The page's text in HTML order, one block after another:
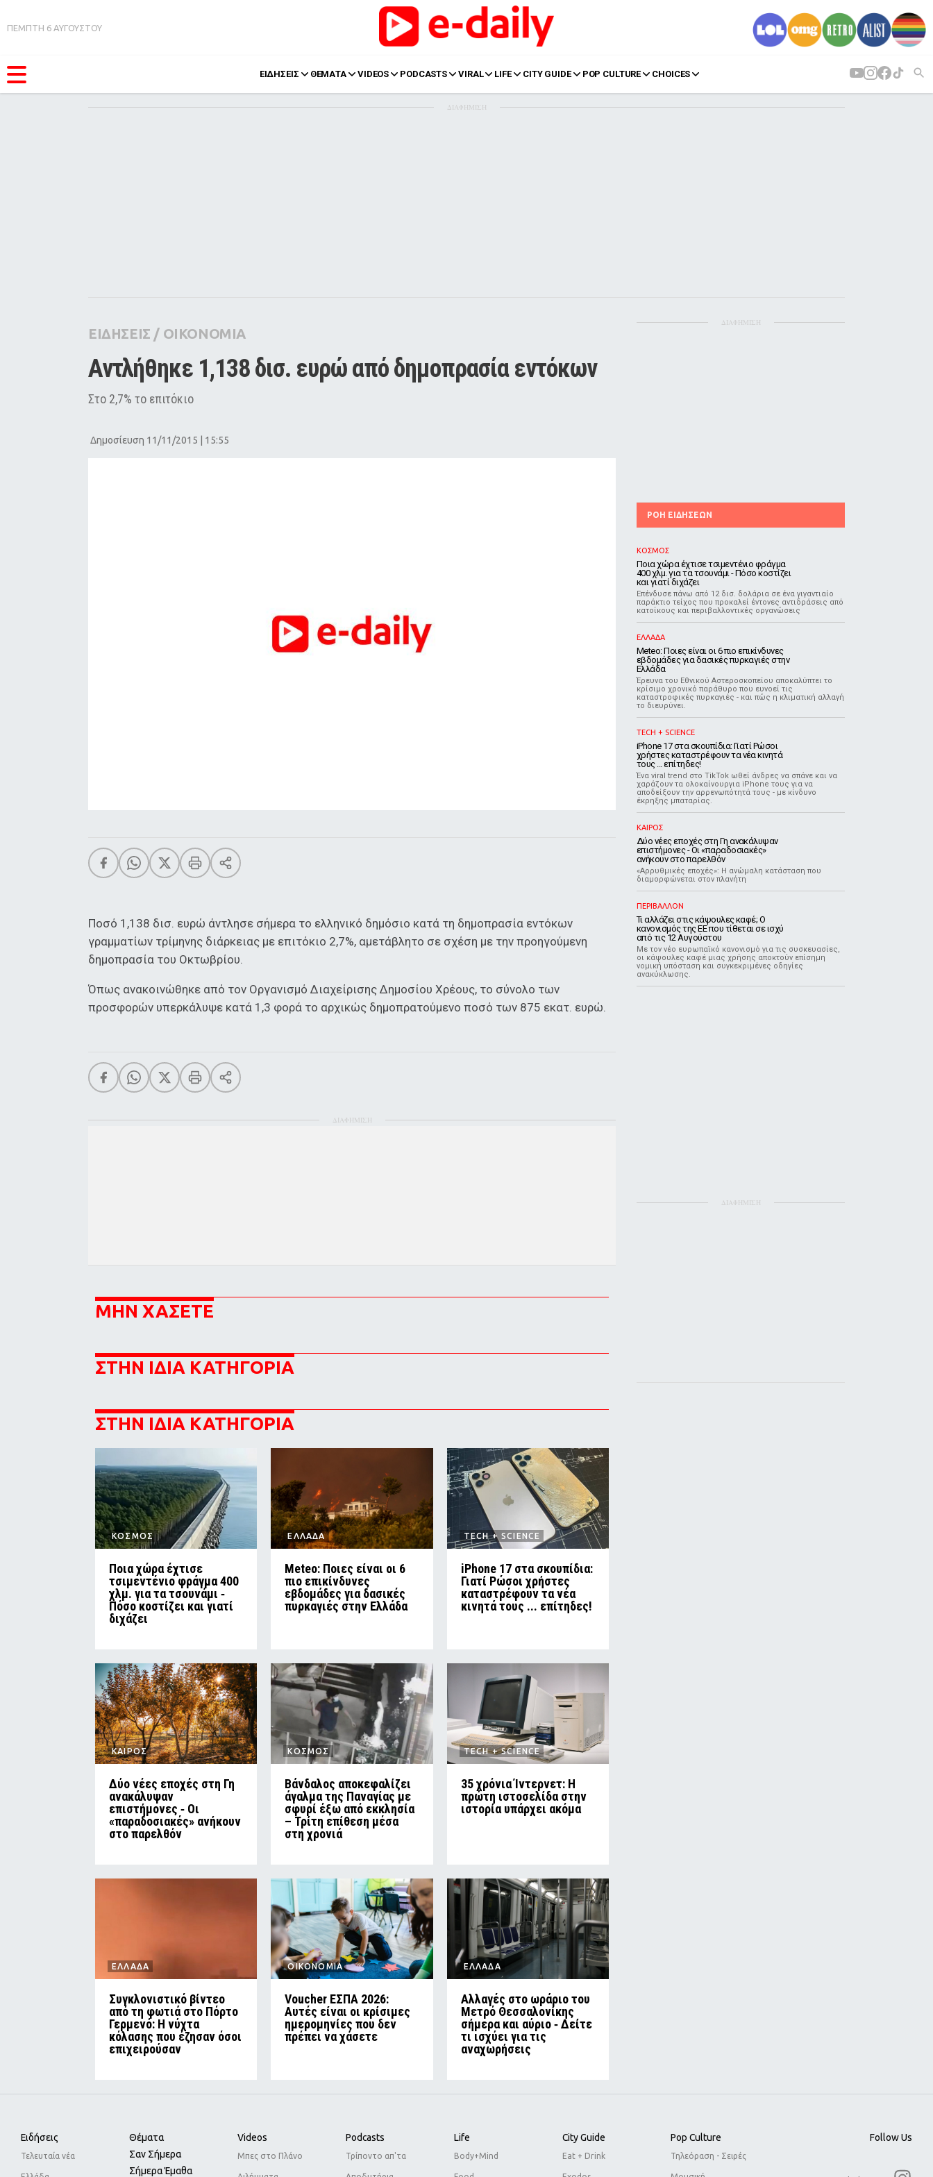
ΠΕΜΠΤΗ 6 ΑΥΓΟΥΣΤΟΥ
ΕΙΔΗΣΕΙΣ ΘΕΜΑΤΑ VIDEOS PODCASTS VIRAL LIFE CITY GUIDE POP CULTURE CHOICES
Pop Culture
Agenda
ΔΙΑΦΗΜΙΣΗ
ΕΙΔΗΣΕΙΣ / ΟΙΚΟΝΟΜΙΑ
Αντλήθηκε 1,138 δισ. ευρώ από δημοπρασία εντόκων
Στο 2,7% το επιτόκιο
Δημοσίευση 11/11/2015 | 15:55
Ποσό 1,138 δισ. ευρώ άντλησε σήμερα το ελληνικό δημόσιο κατά τη δημοπρασία εντόκων
γραμματίων τρίμηνης διάρκειας με επιτόκιο 2,7%, αμετάβλητο σε σχέση με την προηγούμενη
δημοπρασία του Οκτωβρίου.
Όπως ανακοινώθηκε από τον Οργανισμό Διαχείρισης Δημοσίου Χρέους, το σύνολο των
προσφορών υπερκάλυψε κατά 1,3 φορά το αρχικώς δημοπρατούμενο ποσό των 875 εκατ. ευρώ.
ΔΙΑΦΗΜΙΣΗ
ΜΗΝ ΧΑΣΕΤΕ
ΣΤΗΝ ΙΔΙΑ ΚΑΤΗΓΟΡΙΑ
ΣΤΗΝ ΙΔΙΑ ΚΑΤΗΓΟΡΙΑ
ΚΟΣΜΟΣ
Ποια χώρα έχτισε
τσιμεντένιο φράγμα 400
χλμ. για τα τσουνάμι ‑
Πόσο κοστίζει και γιατί
διχάζει
ΕΛΛΑΔΑ
Meteo: Ποιες είναι οι 6
πιο επικίνδυνες
εβδομάδες για δασικές
πυρκαγιές στην Ελλάδα
TECH + SCIENCE
iPhone 17 στα σκουπίδια:
Γιατί Ρώσοι χρήστες
καταστρέφουν τα νέα
κινητά τους ... επίτηδες!
ΚΑΙΡΟΣ
Δύο νέες εποχές στη Γη
ανακάλυψαν
επιστήμονες ‑ Oι
«παραδοσιακές» ανήκουν
στο παρελθόν
ΚΟΣΜΟΣ
Βάνδαλος αποκεφαλίζει
άγαλμα της Παναγίας με
σφυρί έξω από εκκλησία
– Τρίτη επίθεση μέσα
στη χρονιά
TECH + SCIENCE
35 χρόνια Ίντερνετ: Η
πρώτη ιστοσελίδα στην
ιστορία υπάρχει ακόμα
ΕΛΛΑΔΑ
Συγκλονιστικό βίντεο
από τη φωτιά στο Πόρτο
Γερμενό: Η νύχτα
κόλασης που έζησαν όσοι
επιχειρούσαν
ΟΙΚΟΝΟΜΙΑ
Voucher ΕΣΠΑ 2026:
Αυτές είναι οι κρίσιμες
ημερομηνίες που δεν
πρέπει να χάσετε
ΕΛΛΑΔΑ
Αλλαγές στο ωράριο του
Μετρό Θεσσαλονίκης
σήμερα και αύριο ‑ Δείτε
τι ισχύει για τις
αναχωρήσεις
ΔΙΑΦΗΜΙΣΗ
ΡΟΗ ΕΙΔΗΣΕΩΝ
ΚΟΣΜΟΣ
Ποια χώρα έχτισε τσιμεντένιο φράγμα
400 χλμ. για τα τσουνάμι - Πόσο κοστίζει
και γιατί διχάζει
Επένδυσε πάνω από 12 δισ. δολάρια σε ένα γιγαντιαίο
παράκτιο τείχος που προκαλεί έντονες αντιδράσεις από
κατοίκους και περιβαλλοντικές οργανώσεις
ΕΛΛΑΔΑ
Meteo: Ποιες είναι οι 6 πιο επικίνδυνες
εβδομάδες για δασικές πυρκαγιές στην
Ελλάδα
Έρευνα του Εθνικού Αστεροσκοπείου αποκαλύπτει το
κρίσιμο χρονικό παράθυρο που ευνοεί τις
καταστροφικές πυρκαγιές - και πώς η κλιματική αλλαγή
το διευρύνει.
TECH + SCIENCE
iPhone 17 στα σκουπίδια: Γιατί Ρώσοι
χρήστες καταστρέφουν τα νέα κινητά
τους ... επίτηδες!
Ένα viral trend στο TikTok ωθεί άνδρες να σπάνε και να
χαράζουν τα ολοκαίνουργια iPhone τους για να
αποδείξουν την αρρενωπότητά τους - με κίνδυνο
έκρηξης μπαταρίας.
ΚΑΙΡΟΣ
Δύο νέες εποχές στη Γη ανακάλυψαν
επιστήμονες - Oι «παραδοσιακές»
ανήκουν στο παρελθόν
«Αρρυθμικές εποχές»: Η ανώμαλη κατάσταση που
διαμορφώνεται στον πλανήτη
ΠΕΡΙΒΑΛΛΟΝ
Τι αλλάζει στις κάψουλες καφέ; Ο
κανονισμός της ΕΕ που τίθεται σε ισχύ
από τις 12 Αυγούστου
Με τον νέο ευρωπαϊκό κανονισμό για τις συσκευασίες,
οι κάψουλες καφέ μιας χρήσης αποκτούν επίσημη
νομική υπόσταση και συγκεκριμένες οδηγίες
ανακύκλωσης.
ΔΙΑΦΗΜΙΣΗ
Ειδήσεις
Τελευταία νέα
Θέματα
Σαν Σήμερα
Σήμερα Έμαθα
Videos
Μπες στο Πλάνο
Podcasts
Τρίποντο απ'τα
Life
Body+Mind
City Guide
Eat + Drink
Pop Culture
Τηλεόραση - Σειρές
Follow Us